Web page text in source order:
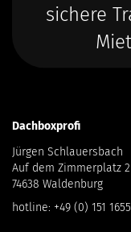
sichere
Dachboxprofi
Jürgen Schlauersbach
Auf dem Zimmerplatz 2
74638 Waldenburg
hotline: +49 (0) 151